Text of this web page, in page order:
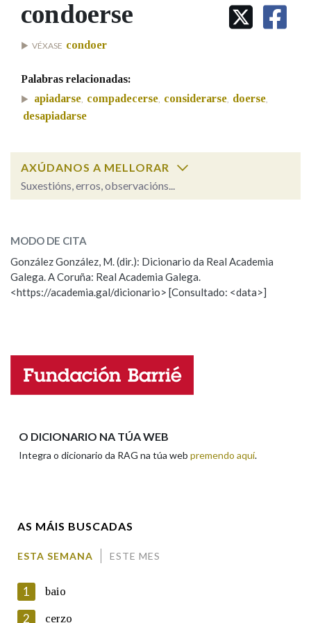
IDENTIDADE CORPORATIVA
MARCIAL DEL ADALID
FIGURAS HOMENAXEADAS
PORTAL DAS PALABRAS
Facebook
TwitterYoutubeInstagram
Bluesky
BUSCAR NOS LEMAS
Comeza por
Remata por
Contén
Nas definicións
Nos exemplos
Marcas gramaticais
LIMPAR
condoerse
VÉXASE condoer
Palabras relacionadas:
apiadarse, compadecerse, considerarse, doerse,
desapiadarse
AXÚDANOS A MELLORAR
Suxestións, erros, observacións...
ESCOLLE UNHA OPCIÓN:
Observación Hai un erro na palabra
Propoño mellorar a definición
Nome
MODO DE CITA
González González, M. (dir.): Dicionario da Real Academia
Galega. A Coruña: Real Academia Galega.
<https://academia.gal/dicionario> [Consultado: <data>]
O DICIONARIO NA TÚA WEB
Integra o dicionario da RAG na túa web premendo aquí.
AS MÁIS BUSCADAS
ESTA SEMANA ESTE MES
1 baio
2 cerzo